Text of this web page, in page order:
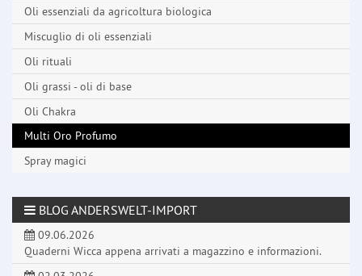
Oli essenziali da agricoltura biologica
Miscuglio di oli essenziali
Oli rituali
Oli grassi - oli di base
Oli Chakra
Multi Oro Profumo
Spray magici
BLOG ANDERSWELT-IMPORT
09.06.2026
Quaderni Wicca appena arrivati a magazzino e informazioni.